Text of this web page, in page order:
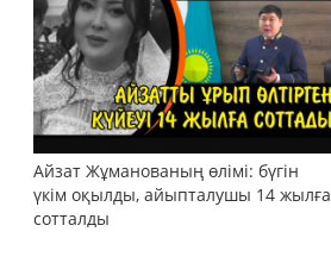
Айзат Жұманованың өлімі: бүгін
үкім оқылды, айыпталушы 14 жылға
сотталды